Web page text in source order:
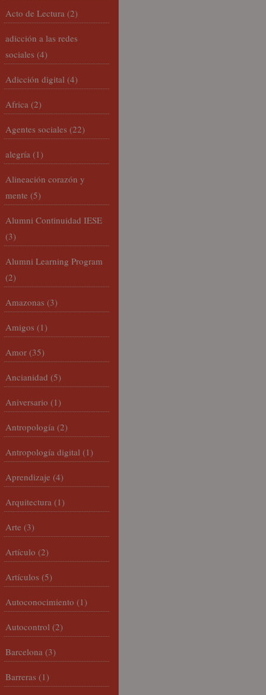
Acto de Lectura (2)
adicción a las redes
sociales (4)
Adicción digital (4)
Africa (2)
Agentes sociales (22)
alegría (1)
Alineación corazón y
mente (5)
Alumni Continuidad IESE
(3)
Alumni Learning Program
(2)
Amazonas (3)
Amigos (1)
Amor (35)
Ancianidad (5)
Aniversario (1)
Antropología (2)
Antropología digital (1)
Aprendizaje (4)
Arquitectura (1)
Arte (3)
Artículo (2)
Artículos (5)
Autoconocimiento (1)
Autocontrol (2)
Barcelona (3)
Barreras (1)